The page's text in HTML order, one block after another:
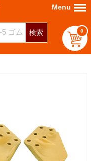
検索 0
Menu Menu